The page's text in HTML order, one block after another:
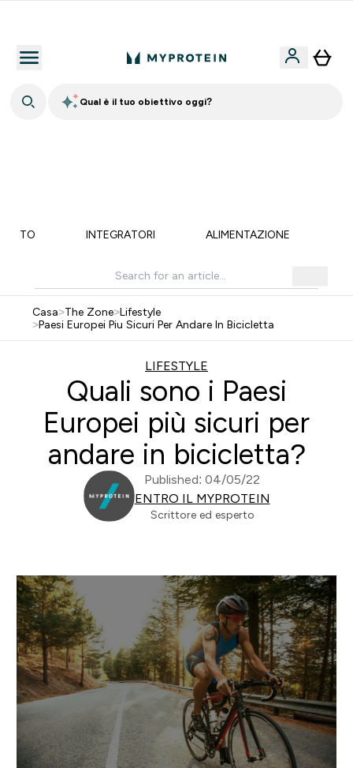
Qual è il tuo obiettivo oggi?
INTEGRATORI ALIMENTAZIONE
Casa>The Zone>Lifestyle
>Paesi Europei Piu Sicuri Per Andare In Bicicletta
LIFESTYLE
Quali sono i Paesi
Europei più sicuri per
andare in bicicletta?
Published: 04/05/22
ENTRO IL MYPROTEIN
Scrittore ed esperto